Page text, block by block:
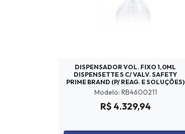
DISPENSADOR VOL. FIXO 1,0ML
DISPENSETTE S C/ VALV. SAFETY
PRIME BRAND (P/ REAG. E SOLUÇÕES)
Modelo: RB4600211
R$ 4.329,94